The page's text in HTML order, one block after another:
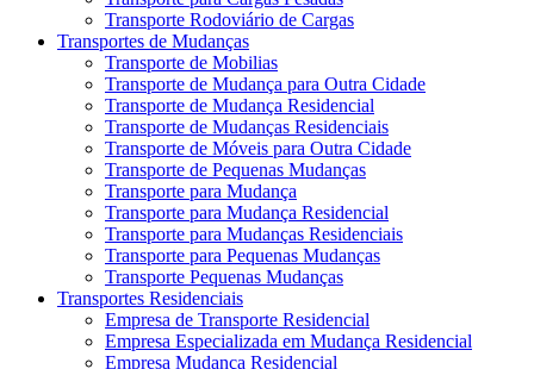
Transporte Rodoviário de Cargas
Transportes de Mudanças
Transporte de Mobilias
Transporte de Mudança para Outra Cidade
Transporte de Mudança Residencial
Transporte de Mudanças Residenciais
Transporte de Móveis para Outra Cidade
Transporte de Pequenas Mudanças
Transporte para Mudança
Transporte para Mudança Residencial
Transporte para Mudanças Residenciais
Transporte para Pequenas Mudanças
Transporte Pequenas Mudanças
Transportes Residenciais
Empresa de Transporte Residencial
Empresa Especializada em Mudança Residencial
Empresa Mudança Residencial